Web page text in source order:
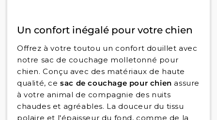
Un confort inégalé pour votre chien
Offrez à votre toutou un confort douillet avec
notre sac de couchage molletonné pour
chien. Conçu avec des matériaux de haute
qualité, cesac de couchage pour chien assure
à votre animal de compagnie des nuits
chaudes et agréables. La douceur du tissu
polaire et l'épaisseur du fond, comme de la